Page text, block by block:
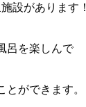
設があります！
呂を楽しんで
ができます。